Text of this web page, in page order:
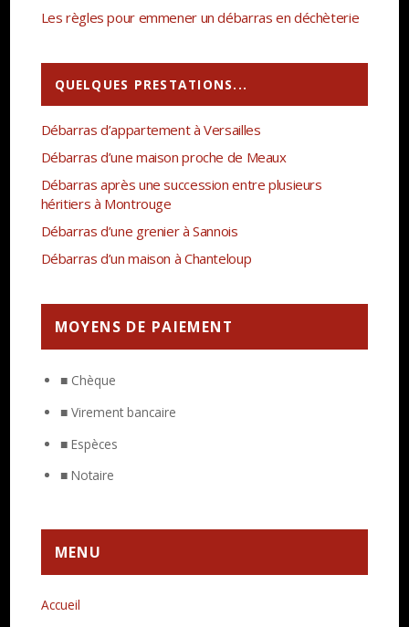
Les règles pour emmener un débarras en déchèterie
QUELQUES PRESTATIONS...
Débarras d’appartement à Versailles
Débarras d’une maison proche de Meaux
Débarras après une succession entre plusieurs
héritiers à Montrouge
Débarras d’une grenier à Sannois
Débarras d’un maison à Chanteloup
MOYENS DE PAIEMENT
■ Chèque
■ Virement bancaire
■ Espèces
■ Notaire
MENU
Accueil